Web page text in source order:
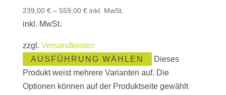
239,00 €– 559,00 € inkl. MwSt.
inkl. MwSt.
zzgl. Versandkosten
AUSFÜHRUNG WÄHLEN
Dieses
Produkt weist mehrere Varianten auf. Die
Optionen können auf der Produktseite gewählt